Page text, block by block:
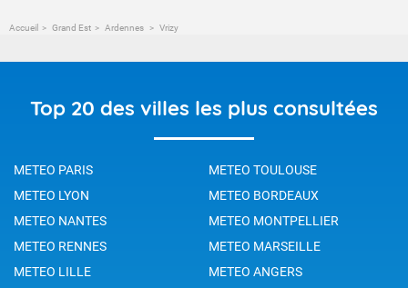
Accueil Grand Est Ardennes Vrizy
Top 20 des villes les plus consultées
METEO PARIS
METEO TOULOUSE
METEO LYON
METEO BORDEAUX
METEO NANTES
METEO MONTPELLIER
METEO RENNES
METEO MARSEILLE
METEO LILLE
METEO ANGERS